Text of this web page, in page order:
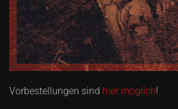
Vorbestellungen sind hier möglich!